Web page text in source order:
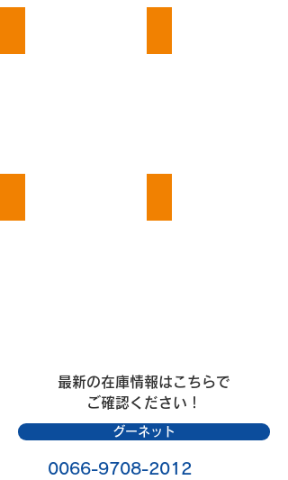
最新の在庫情報はこちらで
ご確認ください！
グーネット
0066-9708-2012